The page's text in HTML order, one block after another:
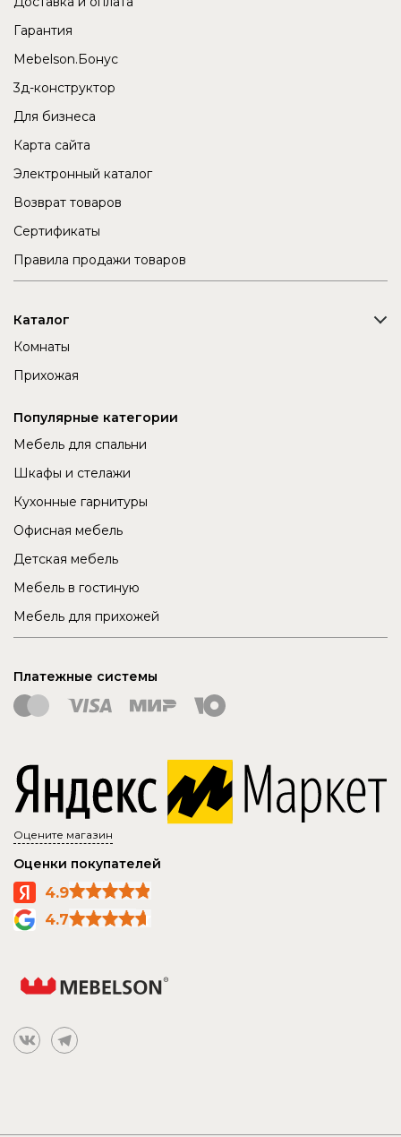
Гарантия
Mebelson.Бонус
3д-конструктор
Для бизнеса
Карта сайта
Электронный каталог
Возврат товаров
Сертификаты
Правила продажи товаров
Каталог
Комнаты
Прихожая
Популярные категории
Мебель для спальни
Шкафы и стелажи
Кухонные гарнитуры
Офисная мебель
Детская мебель
Мебель в гостиную
Мебель для прихожей
Платежные системы
Оцените магазин
Оценки покупателей
4.9
4.7